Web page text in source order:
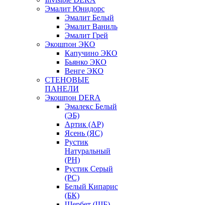
Эмалит Юнидорс
Эмалит Белый
Эмалит Ваниль
Эмалит Грей
Экошпон ЭКО
Капучино ЭКО
Бьянко ЭКО
Венге ЭКО
СТЕНОВЫЕ
ПАНЕЛИ
Экошпон DERA
Эмалекс Белый
(ЭБ)
Артик (АР)
Ясень (ЯС)
Рустик
Натуральный
(РН)
Рустик Серый
(РС)
Белый Кипарис
(БК)